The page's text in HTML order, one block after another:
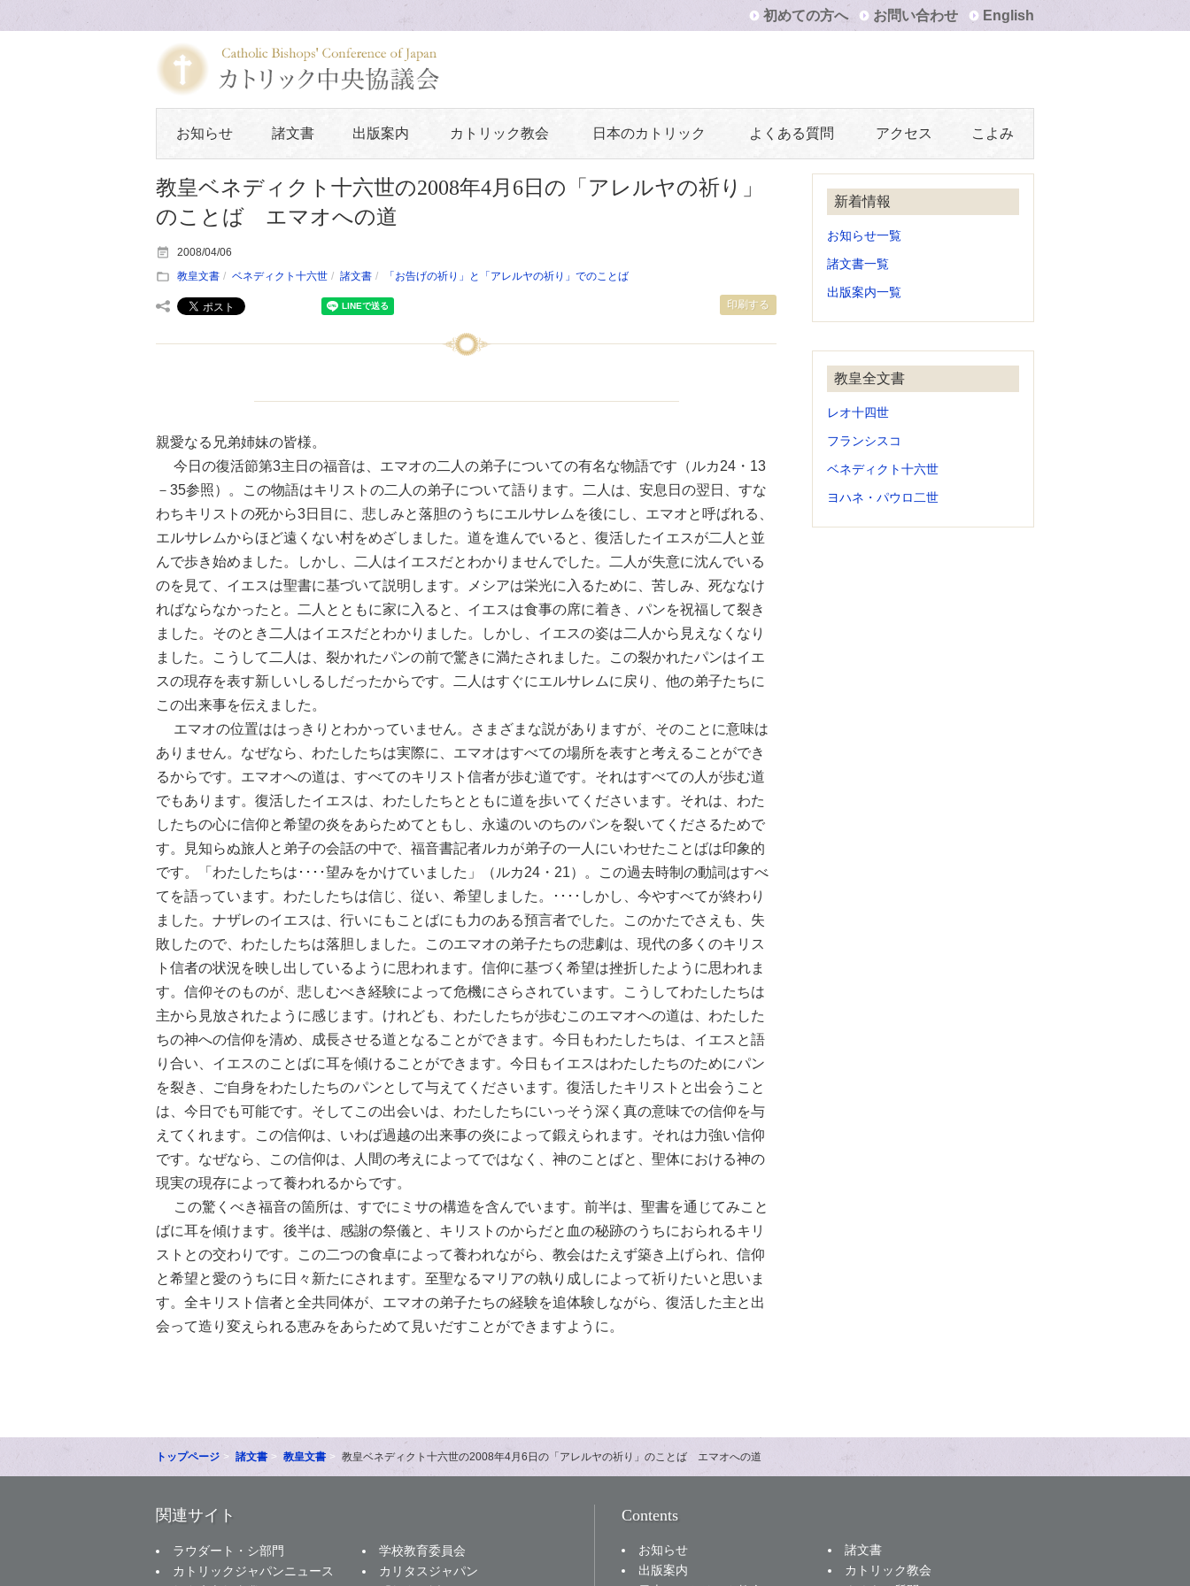
初めての方へ お問い合わせ English
お知らせ 諸文書 出版案内 カトリック教会 日本のカトリック よくある質問 アクセス こよみ
教皇ベネディクト十六世の2008年4月6日の「アレルヤの祈り」
のことば エマオへの道
印刷する
2008/04/06
教皇文書
ベネディクト十六世 諸文書 「お告げの祈り」と「アレルヤの祈り」でのことば
親愛なる兄弟姉妹の皆様。
今日の復活節第3主日の福音は、エマオの二人の弟子についての有名な物語です（ルカ24・13
－35参照）。この物語はキリストの二人の弟子について語ります。二人は、安息日の翌日、すな
わちキリストの死から3日目に、悲しみと落胆のうちにエルサレムを後にし、エマオと呼ばれる、
エルサレムからほど遠くない村をめざしました。道を進んでいると、復活したイエスが二人と並
んで歩き始めました。しかし、二人はイエスだとわかりませんでした。二人が失意に沈んでいる
のを見て、イエスは聖書に基づいて説明します。メシアは栄光に入るために、苦しみ、死ななけ
ればならなかったと。二人とともに家に入ると、イエスは食事の席に着き、パンを祝福して裂き
ました。そのとき二人はイエスだとわかりました。しかし、イエスの姿は二人から見えなくなり
ました。こうして二人は、裂かれたパンの前で驚きに満たされました。この裂かれたパンはイエ
スの現存を表す新しいしるしだったからです。二人はすぐにエルサレムに戻り、他の弟子たちに
この出来事を伝えました。
エマオの位置ははっきりとわかっていません。さまざまな説がありますが、そのことに意味は
ありません。なぜなら、わたしたちは実際に、エマオはすべての場所を表すと考えることができ
るからです。エマオへの道は、すべてのキリスト信者が歩む道です。それはすべての人が歩む道
でもあります。復活したイエスは、わたしたちとともに道を歩いてくださいます。それは、わた
したちの心に信仰と希望の炎をあらためてともし、永遠のいのちのパンを裂いてくださるためで
す。見知らぬ旅人と弟子の会話の中で、福音書記者ルカが弟子の一人にいわせたことばは印象的
です。「わたしたちは････望みをかけていました」（ルカ24・21）。この過去時制の動詞はすべ
てを語っています。わたしたちは信じ、従い、希望しました。････しかし、今やすべてが終わり
ました。ナザレのイエスは、行いにもことばにも力のある預言者でした。このかたでさえも、失
敗したので、わたしたちは落胆しました。このエマオの弟子たちの悲劇は、現代の多くのキリス
ト信者の状況を映し出しているように思われます。信仰に基づく希望は挫折したように思われま
す。信仰そのものが、悲しむべき経験によって危機にさらされています。こうしてわたしたちは
主から見放されたように感じます。けれども、わたしたちが歩むこのエマオへの道は、わたした
ちの神への信仰を清め、成長させる道となることができます。今日もわたしたちは、イエスと語
り合い、イエスのことばに耳を傾けることができます。今日もイエスはわたしたちのためにパン
を裂き、ご自身をわたしたちのパンとして与えてくださいます。復活したキリストと出会うこと
は、今日でも可能です。そしてこの出会いは、わたしたちにいっそう深く真の意味での信仰を与
えてくれます。この信仰は、いわば過越の出来事の炎によって鍛えられます。それは力強い信仰
です。なぜなら、この信仰は、人間の考えによってではなく、神のことばと、聖体における神の
現実の現存によって養われるからです。
この驚くべき福音の箇所は、すでにミサの構造を含んでいます。前半は、聖書を通じてみこと
ばに耳を傾けます。後半は、感謝の祭儀と、キリストのからだと血の秘跡のうちにおられるキリ
ストとの交わりです。この二つの食卓によって養われながら、教会はたえず築き上げられ、信仰
と希望と愛のうちに日々新たにされます。至聖なるマリアの執り成しによって祈りたいと思いま
す。全キリスト信者と全共同体が、エマオの弟子たちの経験を追体験しながら、復活した主と出
会って造り変えられる恵みをあらためて見いだすことができますように。
新着情報
お知らせ一覧
諸文書一覧
出版案内一覧
教皇全文書
レオ十四世
フランシスコ
ベネディクト十六世
ヨハネ・パウロ二世
トップページ 諸文書 教皇文書 教皇ベネディクト十六世の2008年4月6日の「アレルヤの祈り」のことば エマオへの道
関連サイト
ラウダート・シ部門
学校教育委員会
カトリックジャパンニュース
カリタスジャパン
Contents
お知らせ
諸文書
出版案内
カトリック教会